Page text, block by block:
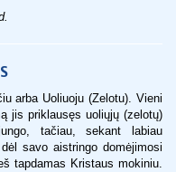
arba Uoliuoju (Zelotu). Vieni
jis priklausęs uoliųjų (zelotų)
tačiau, sekant labiau
savo aistringo domėjimosi
tapdamas Kristaus mokiniu.